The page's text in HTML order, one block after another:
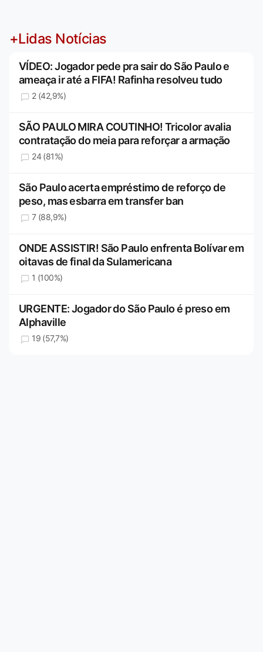
+Lidas Notícias
VÍDEO: Jogador pede pra sair do São Paulo e
ameaça ir até a FIFA! Rafinha resolveu tudo
2 (42,9%)
SÃO PAULO MIRA COUTINHO! Tricolor avalia
contratação do meia para reforçar a armação
24 (81%)
São Paulo acerta empréstimo de reforço de
peso, mas esbarra em transfer ban
7 (88,9%)
ONDE ASSISTIR! São Paulo enfrenta Bolívar em
oitavas de final da Sulamericana
1 (100%)
URGENTE: Jogador do São Paulo é preso em
Alphaville
19 (57,7%)